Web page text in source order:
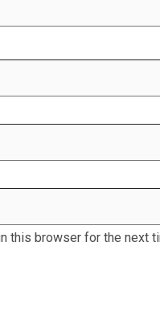
this browser for the next